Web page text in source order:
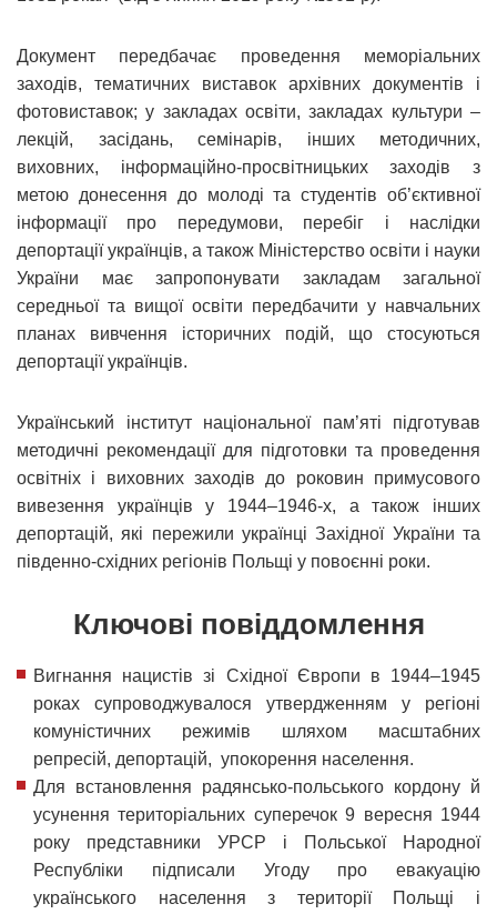
Документ передбачає проведення меморіальних
заходів, тематичних виставок архівних документів і
фотовиставок; у закладах освіти, закладах культури –
лекцій, засідань, семінарів, інших методичних,
виховних, інформаційно-просвітницьких заходів з
метою донесення до молоді та студентів об’єктивної
інформації про передумови, перебіг і наслідки
депортації українців, а також Міністерство освіти і науки
України має запропонувати закладам загальної
середньої та вищої освіти передбачити у навчальних
планах вивчення історичних подій, що стосуються
депортації українців.
Український інститут національної пам’яті підготував
методичні рекомендації для підготовки та проведення
освітніх і виховних заходів до роковин примусового
вивезення українців у 1944–1946-х, а також інших
депортацій, які пережили українці Західної України та
південно-східних регіонів Польщі у повоєнні роки.
Ключові повіддомлення
Вигнання нацистів зі Східної Європи в 1944–1945
роках супроводжувалося утвердженням у регіоні
комуністичних режимів шляхом масштабних
репресій, депортацій, упокорення населення.
Для встановлення радянсько-польського кордону й
усунення територіальних суперечок 9 вересня 1944
року представники УРСР і Польської Народної
Республіки підписали Угоду про евакуацію
українського населення з території Польщі і